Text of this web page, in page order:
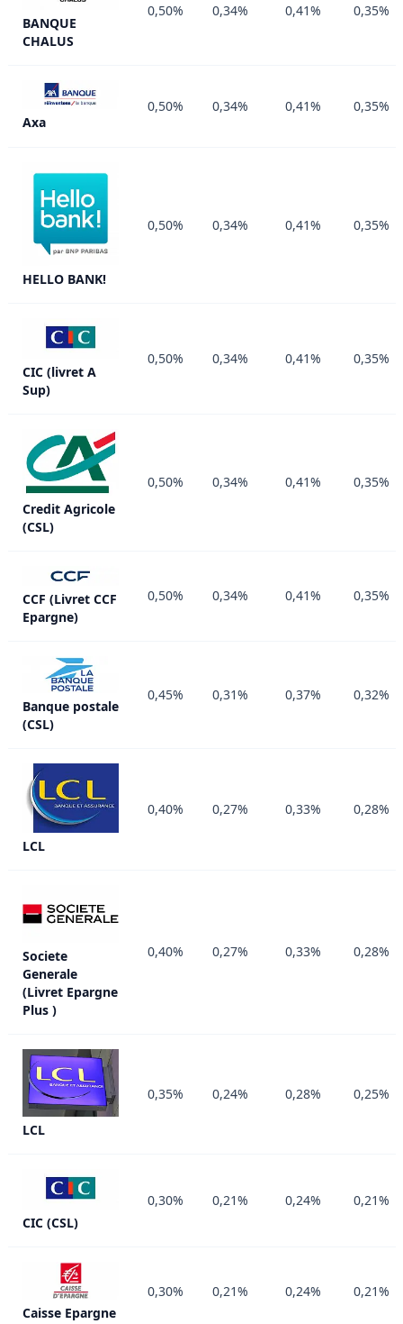
BANQUE
CHALUS
0,50% 0,34% 0,41% 0,35%
Axa
0,50% 0,34% 0,41% 0,35%
HELLO BANK!
0,50% 0,34% 0,41% 0,35%
CIC (livret A
Sup)
0,50% 0,34% 0,41% 0,35%
Credit Agricole
(CSL)
0,50% 0,34% 0,41% 0,35%
CCF (Livret CCF
Epargne)
0,50% 0,34% 0,41% 0,35%
Banque postale
(CSL)
0,45% 0,31% 0,37% 0,32%
LCL
0,40% 0,27% 0,33% 0,28%
Societe
Generale
(Livret Epargne
Plus )
0,40% 0,27% 0,33% 0,28%
LCL
0,35% 0,24% 0,28% 0,25%
CIC (CSL)
0,30% 0,21% 0,24% 0,21%
Caisse Epargne
0,30% 0,21% 0,24% 0,21%